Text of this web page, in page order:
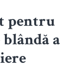
pentru
a